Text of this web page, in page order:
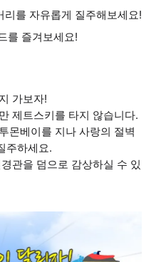
를 자유롭게 질주해보세요!
를 즐겨보세요!
가보자!
제트스키를 타지 않습니다.
몬베이를 지나 사랑의 절벽
주하세요.
관을 덤으로 감상하실 수 있